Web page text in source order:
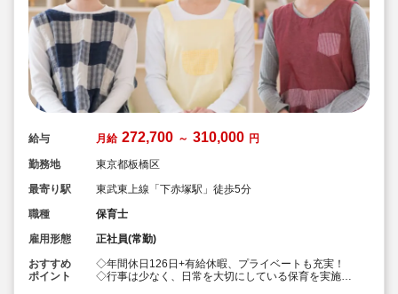
給与 月給 272,700 ～ 310,000 円
勤務地
東京都板橋区
最寄り駅
東武東上線「下赤塚駅」徒歩5分
職種
保育士
雇用形態
正社員(常勤)
おすすめ
ポイント
◇年間休日126日+有給休暇、プライベートも充実！
◇行事は少なく、日常を大切にしている保育を実施